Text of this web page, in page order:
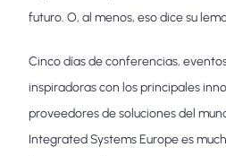
futuro. O, al menos, eso dice su
Cinco días de conferencias,
inspiradoras con los principales
proveedores de soluciones del
Integrated Systems Europe es